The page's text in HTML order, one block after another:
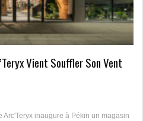
Vient Souffler Son Vent
inaugure à Pékin un magasin